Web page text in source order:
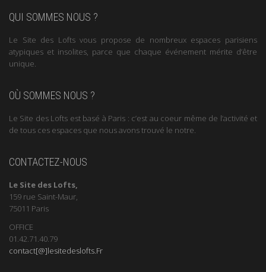
QUI SOMMES NOUS ?
Le Site des Lofts vous propose de nombreux espaces parisiens
atypiques et insolites, parce que chaque événement mérite d’être
unique.
OÙ SOMMES NOUS ?
Le Site des Lofts est basé à Paris : c’est au coeur même de l’activité et
de tous ces espaces que nous avons trouvé le notre.
CONTACTEZ-NOUS
Le Site des Lofts,
159 rue Saint-Maur,
75011 Paris
OFFICE
01.42.71.40.79
contact[@]lesitedeslofts.Fr